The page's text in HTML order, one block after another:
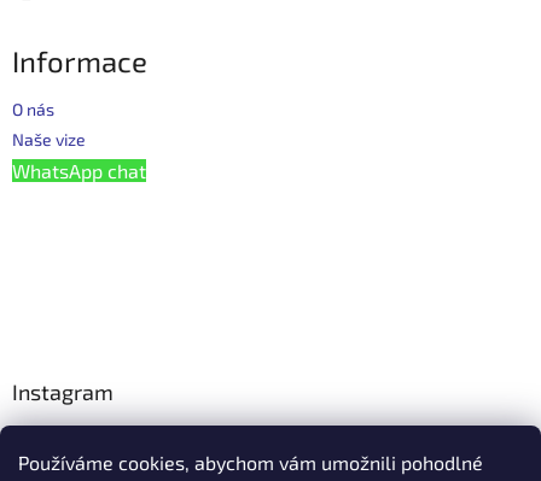
Používáme cookies, abychom vám umožnili pohodlné
Informace
O nás
Naše vize
WhatsApp chat
Instagram